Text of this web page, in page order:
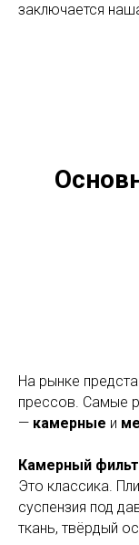
заключается
На рынке
прессов. Самые
— камерные и
Камерный
Это классика.
суспензия под
ткань, твёрдый